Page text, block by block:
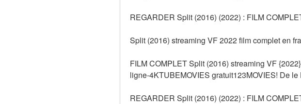
REGARDER Split (2016) (2022) : FILM
Split (2016) streaming VF 2022 film complet en
FILM COMPLET Split (2016) streaming VF
ligne-4KTUBEMOVIES gratuit123MOVIES! De
REGARDER Split (2016) (2022) : FILM